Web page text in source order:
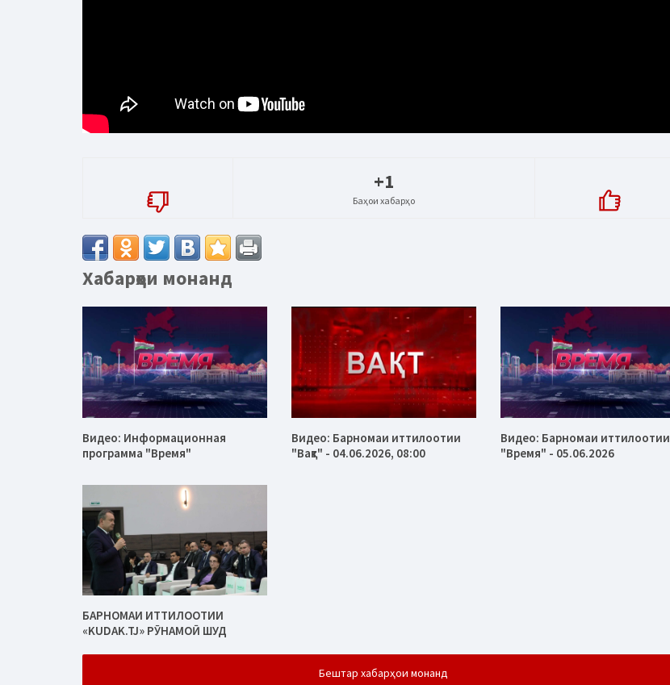
+1
Баҳои хабарҳо
Хабарҳои монанд
Видео: Информационная
программа "Время"
Видео: Барномаи иттилоотии
"Вақт" - 04.06.2026, 08:00
Видео: Барномаи иттилоотии
"Время" - 05.06.2026
БАРНОМАИ ИТТИЛООТИИ
«KUDAK.TJ» РӮНАМОӢ ШУД
Бештар хабарҳои монанд